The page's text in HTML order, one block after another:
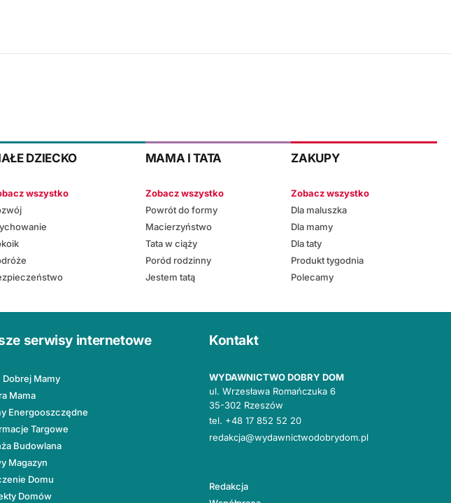
DZIECKO
wszystko
MAMA I TATA
Zobacz wszystko
Powrót do formy
Macierzyństwo
Tata w ciąży
Poród rodzinny
Jestem tatą
ZAKUPY
Zobacz wszystko
Dla maluszka
Dla mamy
Dla taty
Produkt tygodnia
Polecamy
serwisy internetowe
Dobrej Mamy
Mama
Energooszczędne
Targowe
Budowlana
Magazyn
Domu
Domów
Kontakt
WYDAWNICTWO DOBRY DOM
ul. Wrzesława Romańczuka 6
35-302 Rzeszów
tel. +48 17 852 52 20
redakcja@wydawnictwodobrydom.pl
Redakcja